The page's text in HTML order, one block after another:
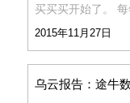
买买买开始了。
购物日，也就是“
篷
2015年11月27日
乌云报告：途牛